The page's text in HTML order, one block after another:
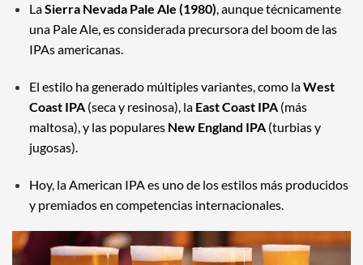
LaSierra Nevada Pale Ale (1980), aunque técnicamente
una Pale Ale, es considerada precursora del boom de las
IPAs americanas.
El estilo ha generado múltiples variantes, como laWest
Coast IPA(seca y resinosa), la East Coast IPA(más
maltosa), y las populares New England IPA(turbias y
jugosas).
Hoy, la American IPA es uno de los estilos más producidos
y premiados en competencias internacionales.